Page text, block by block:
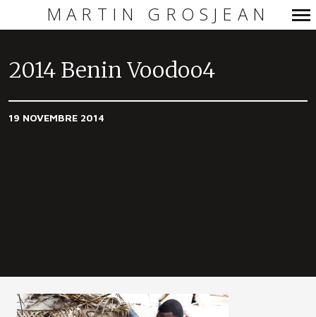
principale
MARTIN GROSJEAN
2014 Benin Voodoo4
19 NOVEMBRE 2014